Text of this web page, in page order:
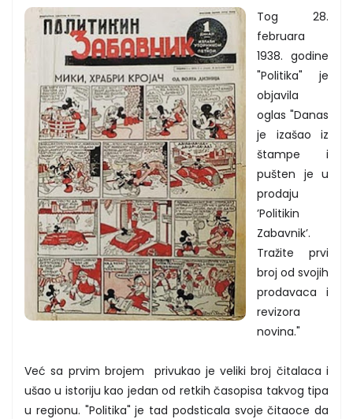
Tog 28.
februara
1938. godine
"Politika" je
objavila
oglas "Danas
je izašao iz
štampe i
pušten je u
prodaju
’Politikin
Zabavnik’.
Tražite prvi
broj od svojih
prodavaca i
revizora
novina."
Već sa prvim brojem privukao je veliki broj čitalaca i
ušao u istoriju kao jedan od retkih časopisa takvog tipa
u regionu. "Politika" je tad podsticala svoje čitaoce da